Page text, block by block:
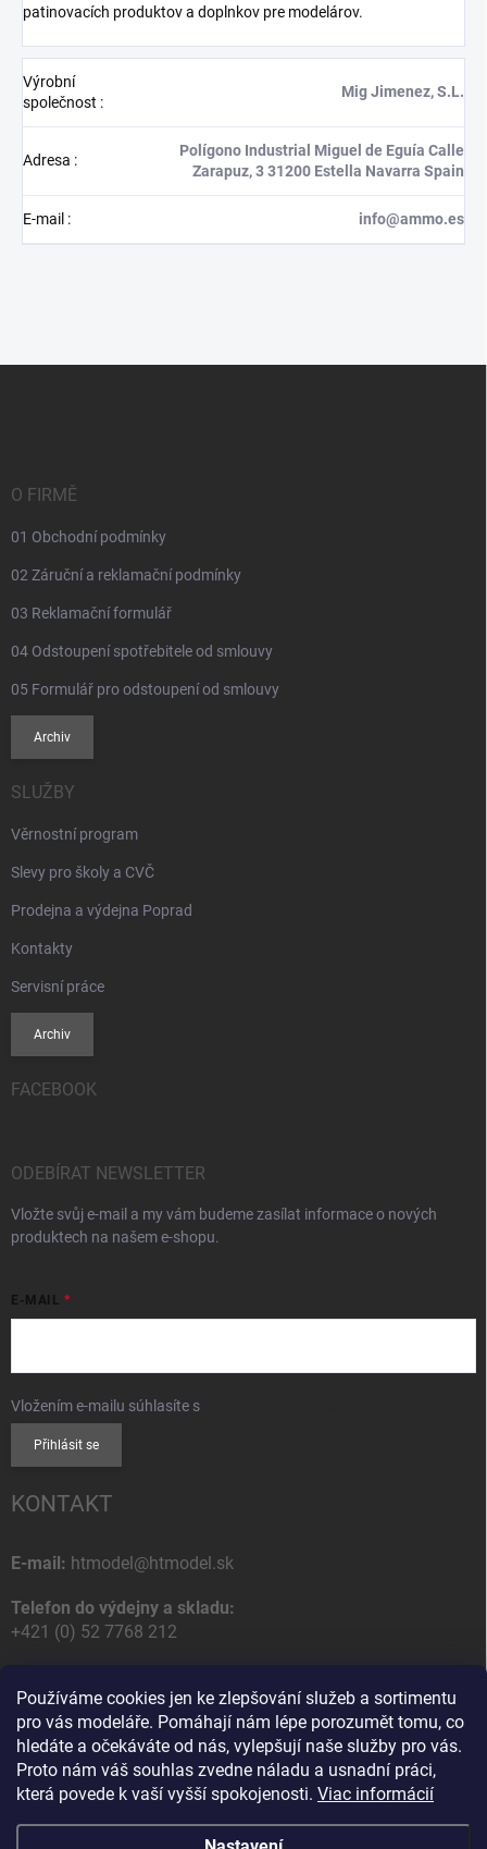
Používáme cookies jen ke zlepšování služeb a sortimentu
pro vás modeláře. Pomáhají nám lépe porozumět tomu, co
hledáte a očekáváte od nás, vylepšují naše služby pro vás.
Proto nám váš souhlas zvedne náladu a usnadní práci,
která povede k vaší vyšší spokojenosti. Viac informácií
patinovacích produktov a doplnkov pre modelárov.
Výrobní
společnost :
Mig Jimenez, S.L.
Adresa :
Polígono Industrial Miguel de Eguía Calle
Zarapuz, 3 31200 Estella Navarra Spain
E-mail : info@ammo.es
O FIRMĚ
01 Obchodní podmínky
02 Záruční a reklamační podmínky
03 Reklamační formulář
04 Odstoupení spotřebitele od smlouvy
05 Formulář pro odstoupení od smlouvy
Archiv
SLUŽBY
Věrnostní program
Slevy pro školy a CVČ
Prodejna a výdejna Poprad
Kontakty
Servisní práce
Archiv
FACEBOOK
ODEBÍRAT NEWSLETTER
Vložte svůj e-mail a my vám budeme zasílat informace o nových
produktech na našem e-shopu.
E-MAIL
Vložením e-mailu súhlasíte s
Přihlásit se
KONTAKT
E-mail: htmodel@htmodel.sk
Telefon do výdejny a skladu:
+421 (0) 52 7768 212
HT model
Na letisko 49
058 01 Poprad
Slovenská Republika